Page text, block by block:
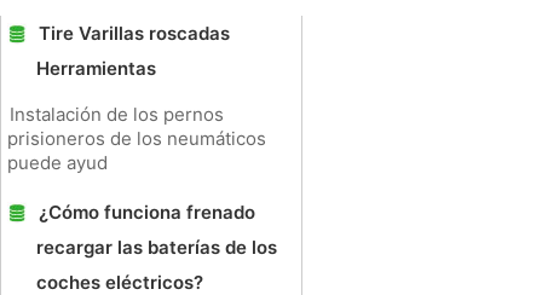
Tire Varillas roscadas
Herramientas
Instalación de los pernos
prisioneros de los neumáticos
puede ayud
¿Cómo funciona frenado
recargar las baterías de los
coches eléctricos?